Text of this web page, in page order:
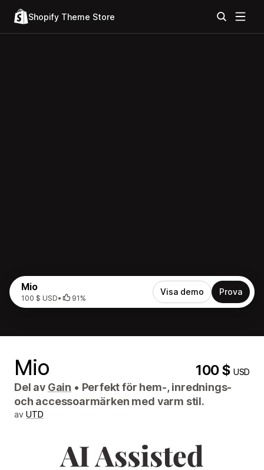
Shopify Theme Store
Mio
100 $ USD• 91%
Visa demo Prova
Mio 100 $USD
Del av Gain • Perfekt för hem-, inrednings-
och accessoarmärken med varm stil.
av UTD